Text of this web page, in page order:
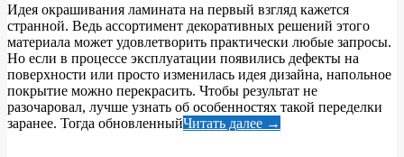
10
Идея окрашивания ламината на первый взгляд кажется
странной. Ведь ассортимент декоративных решений этого
материала может удовлетворить практически любые запросы.
Но если в процессе эксплуатации появились дефекты на
поверхности или просто изменилась идея дизайна, напольное
покрытие можно перекрасить. Чтобы результат не
разочаровал, лучше узнать об особенностях такой переделки
заранее. Тогда обновленныйЧитать далее →